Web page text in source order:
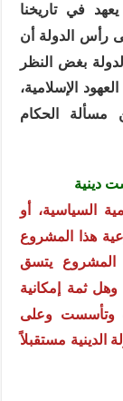
في تاريخنا
رأس الدولة أن
بغض النظر
الإسلامية،
مسألة الحكام
دينية
السياسية، أو
هذا المشروع
المشروع يتسق
ثمة إمكانية
وتأسست وعلى
الدينية مستقبلاً